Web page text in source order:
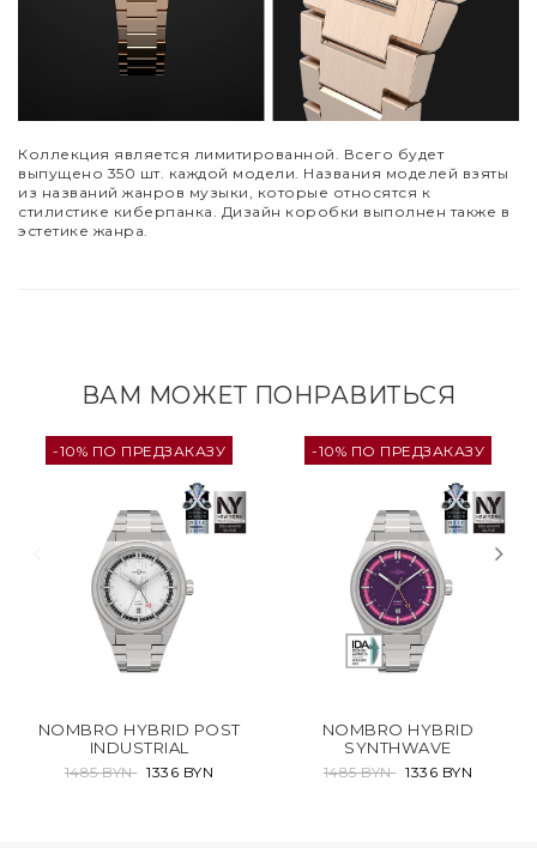
Коллекция является лимитированной. Всего будет
выпущено 350 шт. каждой модели. Названия моделей взяты
из названий жанров музыки, которые относятся к
стилистике киберпанка. Дизайн коробки выполнен также в
эстетике жанра.
ВАМ МОЖЕТ ПОНРАВИТЬСЯ
-10% ПО ПРЕДЗАКАЗУ
NOMBRO HYBRID POST
INDUSTRIAL
1485 BYN 1336 BYN
-10% ПО ПРЕДЗАКАЗУ
NOMBRO HYBRID
SYNTHWAVE
1485 BYN 1336 BYN